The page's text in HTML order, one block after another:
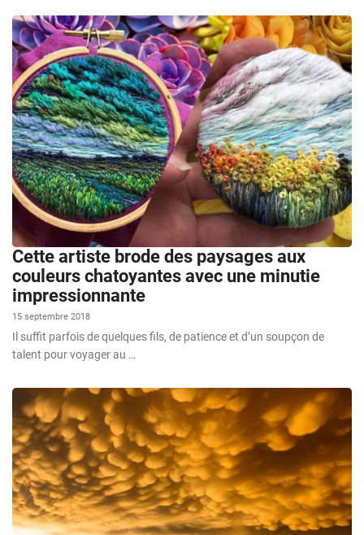
Cette artiste brode des paysages aux
couleurs chatoyantes avec une minutie
impressionnante
15 septembre 2018
Il suffit parfois de quelques fils, de patience et d’un soupçon de
talent pour voyager au …